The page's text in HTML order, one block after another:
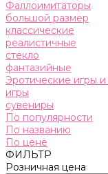
Фаллоимитаторы
большой размер
классические
реалистичные
стекло
фантазийные
Эротические игры
игры
сувениры
По популярности
По названию
По цене
ФИЛЬТР
Розничная цена